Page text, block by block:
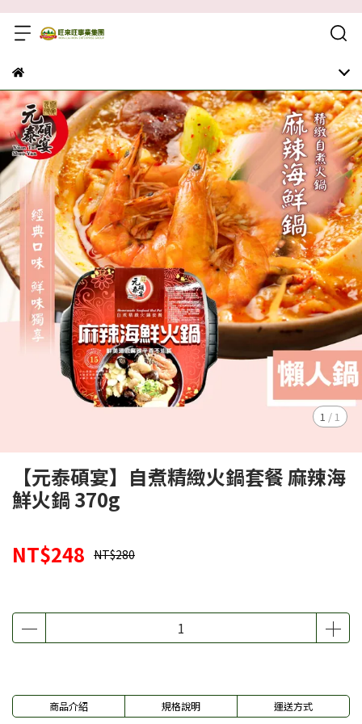
1 / 1
【元泰碩宴】自煮精緻火鍋套餐 麻辣海
鮮火鍋 370g
NT$248 NT$280
商品介紹 規格說明 運送方式